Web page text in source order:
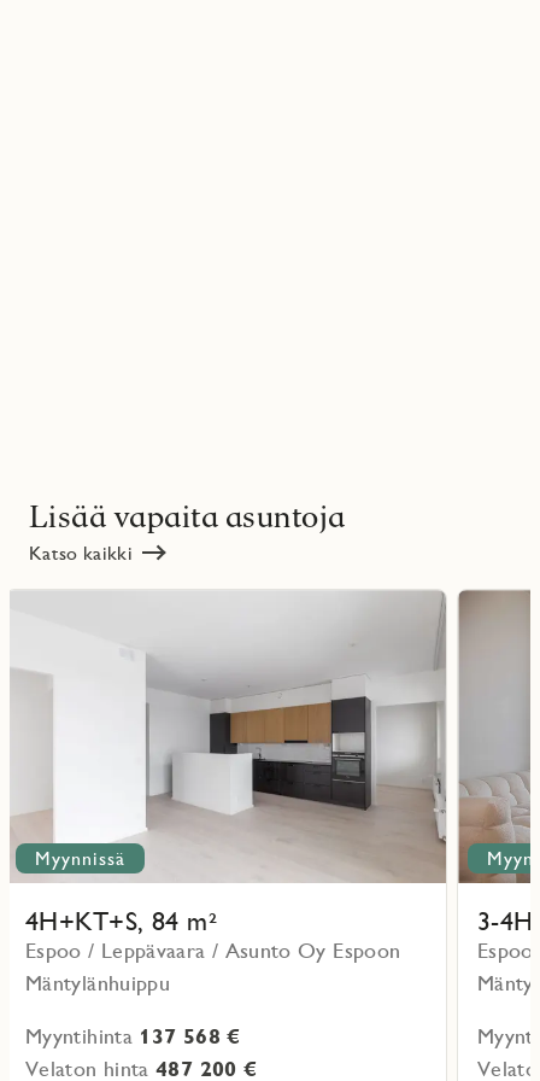
Lisää vapaita asuntoja
Katso kaikki
Myynnissä
4H+KT+S, 84 m²
Espoo / Leppävaara / Asunto Oy Espoon
Mäntylänhuippu
Myyntihinta 137 568 €
Velaton hinta487 200 €
3-
Lue